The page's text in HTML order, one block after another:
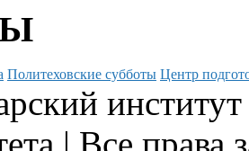
Политеховские субботы Центр